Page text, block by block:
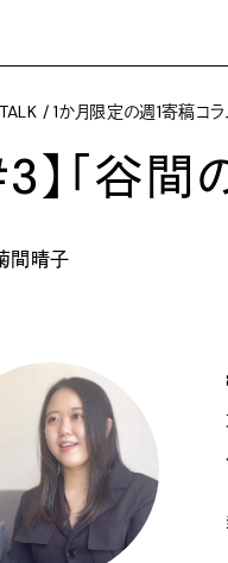
/ 1か月限定の週1寄稿コラ
】「谷
間晴子